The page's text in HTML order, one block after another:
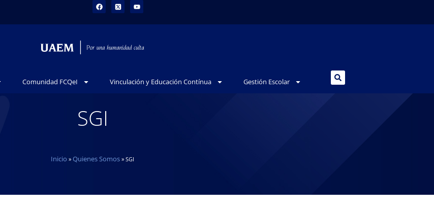
Comunidad FCQeI Vinculación y Educación Contínua Gestión Escolar
SGI
Inicio » Quienes Somos » SGI